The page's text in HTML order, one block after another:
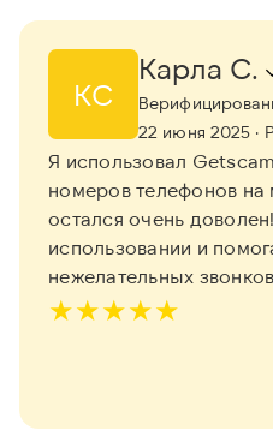
КС
Карла С.
22 июня 2025 ·
Я использовал
номеров телефонов на
остался очень
использовании и
нежелательных
★★★★★